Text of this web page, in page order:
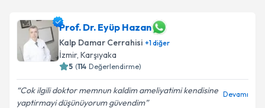
Prof. Dr. Eyüp Hazan
Kalp Damar Cerrahisi +1diğer
İzmir, Karşıyaka
5 (114 Değerlendirme)
Cok ilgili doktor memnun kaldim ameliyatimi kendisine
yaptirmayi düşünüyorum güvendim
Devamı